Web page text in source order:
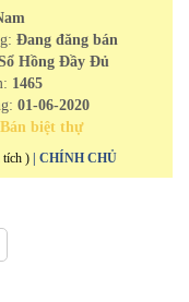
Đang đăng bán
Hồng Đầy Đủ
1465
01-06-2020
Bán biệt thự
tích ) | CHÍNH CHỦ